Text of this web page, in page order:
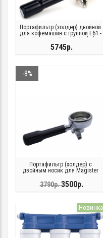
Портафильтр (холдер) двойной
для кофемашин с группой E61 -
La Marzocco, Faema, Cimbali,
Ottima, Rocket, Izzo, Royal, BFC,
Magister
5745р.
-8%
Портафильтр (холдер) с
двойным носик для Magister
3790р.3500р.
Новинка